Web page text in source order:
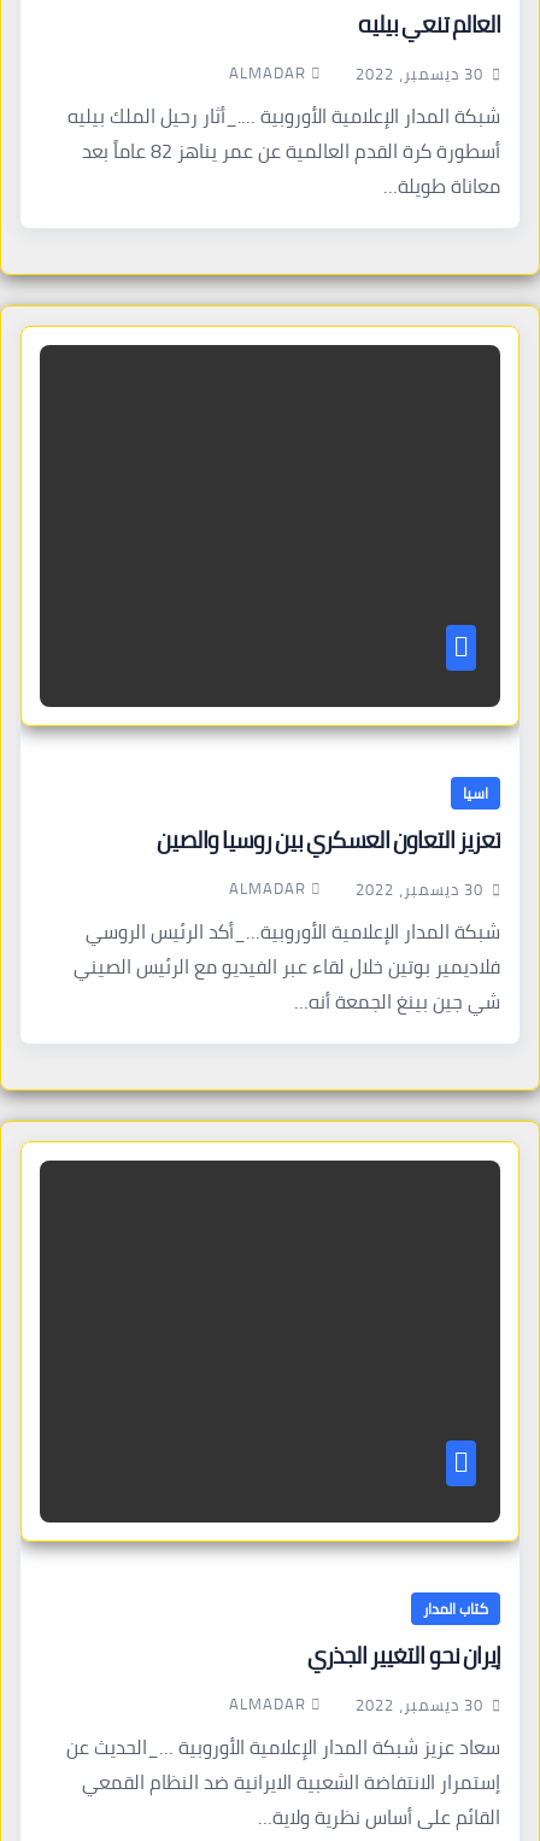
العالم تنعي بيليه
30 ديسمبر، 2022 ALMADAR
شبكة المدار الإعلامية الأوروبية …._أثار رحيل الملك بيليه
أسطورة كرة القدم العالمية عن عمر يناهز 82 عاماً بعد
معاناة طويلة…
اسيا
تعزيز التعاون العسكري بين روسيا والصين
30 ديسمبر، 2022 ALMADAR
شبكة المدار الإعلامية الأوروبية…_أكد الرئيس الروسي
فلاديمير بوتين خلال لقاء عبر الفيديو مع الرئيس الصيني
شي جين بينغ الجمعة أنه…
كتاب المدار
إيران نحو التغيير الجذري
30 ديسمبر، 2022 ALMADAR
سعاد عزيز شبكة المدار الإعلامية الأوروبية …_الحديث عن
إستمرار الانتفاضة الشعبية الايرانية ضد النظام القمعي
القائم على أساس نظرية ولاية…